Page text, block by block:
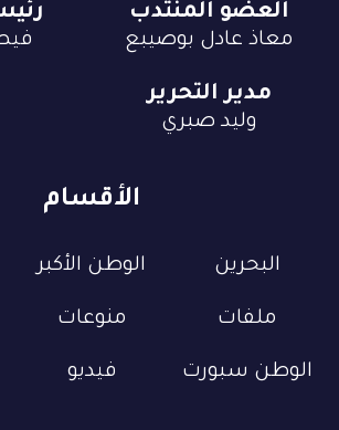
الأقسام
البحرين الوطن الأكبر
ملفات منوعات
الوطن سبورت فيديو
العضو المنتدب
معاذ عادل بوصيبع
مدير التحرير
وليد صبري